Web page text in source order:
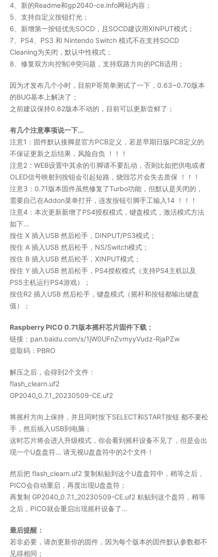
4、新的Readme和gp2040-ce.info网站内容；
5、支持自定义按钮灯光；
6、新增第一按钮优先SOCD，且SOCD建议用XINPUT模式；
7、PS4、PS3 和 Nintendo Switch 模式不在支持SOCD
Cleaning为关闭，默认中性模式；
8、修复双方向控制冲突问题，支持双路方向的PCB适用；
因为才发布几个小时，目前P哥简单测试了一下，0.63~0.70版本
的BUG基本上解决了；
之前建议保持0.62版本不动的，目前可以更新尝鲜了；
有几个注意事项说一下...
注意1：固件默认接脚是官方PCB定义，若是早期日版PCB定义的
不保证更新之后结果，风险自负 ！！！
注意2：WEB设置中其余的引脚请不要乱动，否则比如把供电或者
OLED信号映射到按钮会引起短路，烧毁芯片会失去质保 ！！！
注意3：0.71版本固件虽然修复了Turbo功能，但默认是关闭的，
需要自己在Addon菜单打开，连发按钮引脚手工输入14 ！！！
注意4：本次更新新增了PS4授权模式，键盘模式，激活模式方法
如下...
按住 X 插入USB 然后松手，DINPUT/PS3模式；
按住 A 插入USB 然后松手，NS/Switch模式；
按住 B 插入USB 然后松手，XINPUT模式；
按住 Y 插入USB 然后松手，PS4授权模式（支持PS4主机以及
PS5主机运行PS4游戏）；
按住R2 插入USB 然后松手，键盘模式（摇杆和按钮都输出键盘
值）；
Raspberry PICO 0.71版本摇杆芯片固件下载：
链接：pan.baidu.com/s/1jW0UFnZvmyyVudz-RjaPZw
提取码：PBRO
解压之后，会得到2个文件：
flash_clearn.uf2
GP2040_0.7.1_20230509-CE.uf2
将摇杆方向上保持，并且同时按下SELECT和START按钮 都不要松
手，然后插入USB到电脑；
这时芯片将会进入升级模式，你会看到摇杆设备不见了，但是会出
现一个U盘盘符... 请无视U盘盘符中的2个文件！
然后把 flash_clearn.uf2 复制粘贴到这个U盘盘符中，稍等之后，
PICO会自动重启，再度出现U盘盘符；
再复制 GP2040_0.7.1_20230509-CE.uf2 粘贴到这个盘符，稍等
之后，PICO就会重启出现摇杆设备了...
最后提醒：
若非必要，请勿更新你的固件，因为每个版本的固件默认参数都不
见得相同；